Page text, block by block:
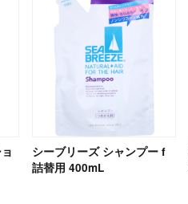
シーブリーズ シャンプー f
詰替用 400mL